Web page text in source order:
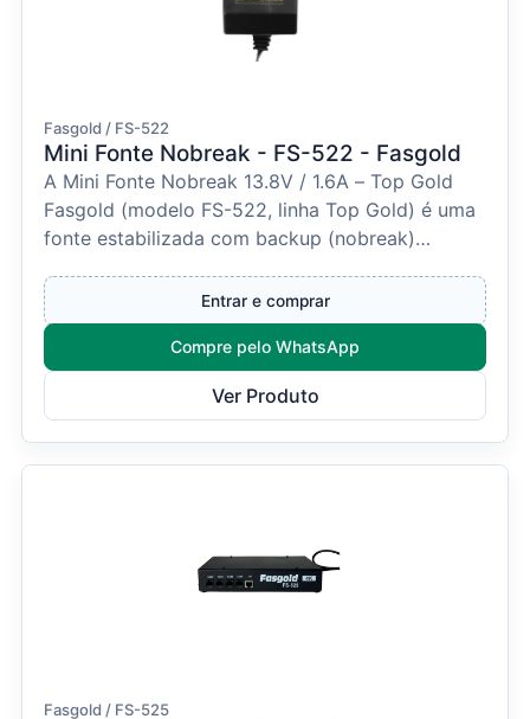
Fasgold / FS-522
Mini Fonte Nobreak - FS-522 - Fasgold
A Mini Fonte Nobreak 13.8V / 1.6A – Top Gold
Fasgold (modelo FS-522, linha Top Gold) é uma
fonte estabilizada com backup (nobreak)
Entrar e comprar
Compre pelo WhatsApp
Ver Produto
Fasgold / FS-525